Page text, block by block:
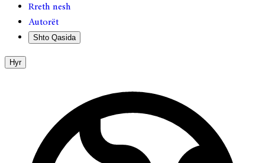
Rreth nesh
Autorët
Shto Qasida
Hyr